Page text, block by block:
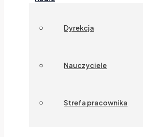
Dyrekcja
Nauczyciele
Strefa pracownika